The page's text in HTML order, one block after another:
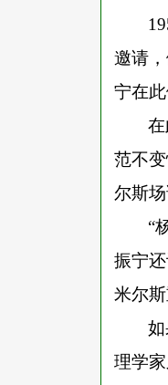
邀请
宁在
范不
尔斯
“
振宁
米尔斯
如
理学